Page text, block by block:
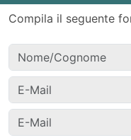
Compila il seguente